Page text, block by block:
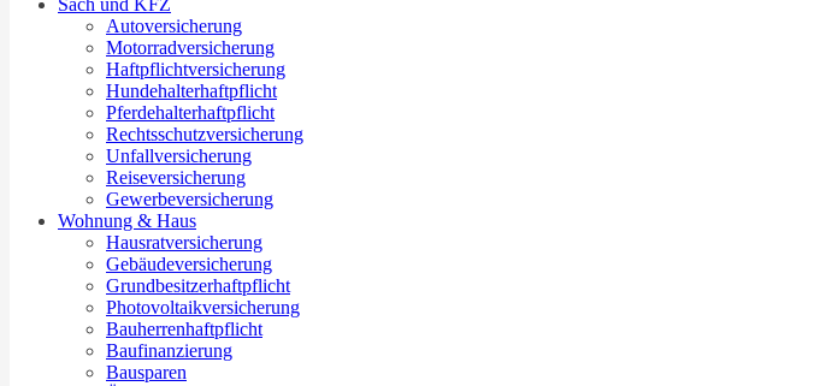
Sach und KFZ
Autoversicherung
Motorradversicherung
Haftpflichtversicherung
Hundehalterhaftpflicht
Pferdehalterhaftpflicht
Rechtsschutzversicherung
Unfallversicherung
Reiseversicherung
Gewerbeversicherung
Wohnung & Haus
Hausratversicherung
Gebäudeversicherung
Grundbesitzerhaftpflicht
Photovoltaikversicherung
Bauherrenhaftpflicht
Baufinanzierung
Bausparen